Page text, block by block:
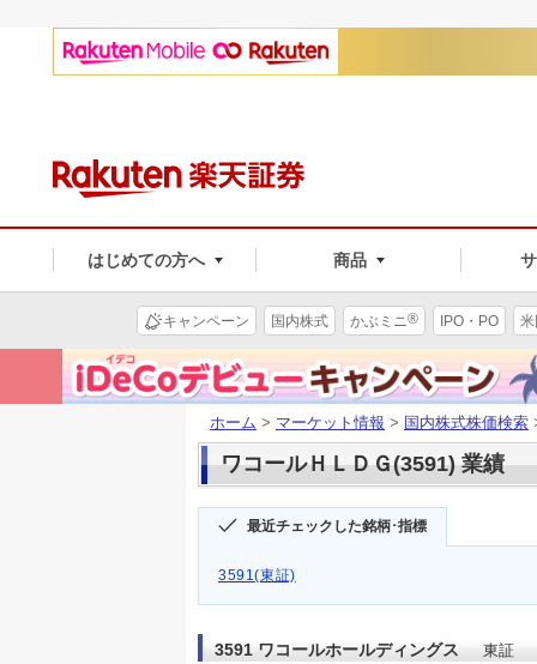
はじめての方へ 商品
キャンペーン 国内株式 かぶミニ® IPO・PO
ホーム > マーケット情報 > 国内株式株価検索
ワコールＨＬＤＧ(3591) 業績
最近チェックした銘柄･指標
3591(東証)
3591 ワコールホールディングス 東証